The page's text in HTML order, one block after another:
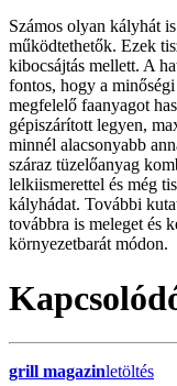
Számos olyan kályhát
működtethetők. Ezek
kibocsájtás mellett. A
fontos, hogy a
megfelelő faanyagot
gépiszárított legyen,
minnél alacsonyabb
száraz tüzelőanyag
lelkiismerettel és még
kályhádat. További
továbbra is meleget és
környezetbarát módon.
grill magazinletöltés